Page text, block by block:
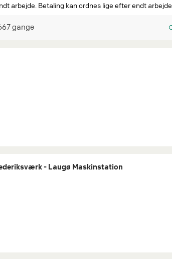
arbejde. Betaling kan ordnes lige efter endt arbejde.
gange
- Laugø Maskinstation